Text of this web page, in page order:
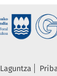
Laguntza